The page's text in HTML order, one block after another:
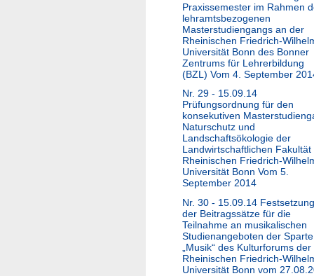
Praxissemester im Rahmen
lehramtsbezogenen
Masterstudiengangs an der
Rheinischen Friedrich-
Universität Bonn des Bonner
Zentrums für Lehrerbildung
(BZL) Vom 4. September
Nr. 29 - 15.09.14
Prüfungsordnung für den
konsekutiven
Naturschutz und
Landschaftsökologie der
Landwirtschaftlichen Fakultät
Rheinischen Friedrich-
Universität Bonn Vom 5.
September 2014
Nr. 30 - 15.09.14 Festsetzung
der Beitragssätze für die
Teilnahme an musikalischen
Studienangeboten der Sparte
„Musik“ des Kulturforums der
Rheinischen Friedrich-
Universität Bonn vom